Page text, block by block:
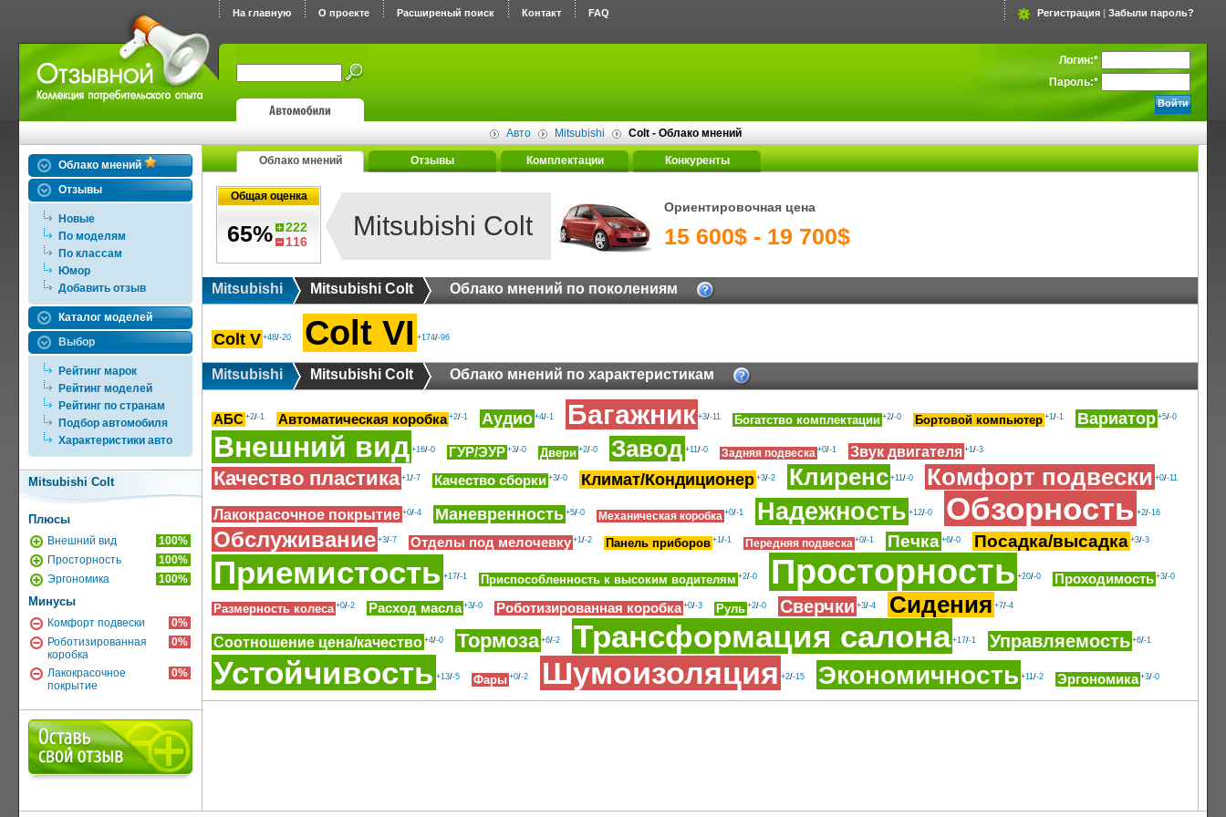
На главную О проекте Расширеный поиск Контакт FAQ Регистрация | Забыли пароль?
Логин:*
Пароль:*
Авто Mitsubishi Colt - Облако мнений
Облако мнений
Отзывы
Новые
По моделям
По классам
Юмор
Добавить отзыв
Каталог моделей
Выбор
Рейтинг марок
Рейтинг моделей
Рейтинг по странам
Подбор автомобиля
Характеристики авто
Mitsubishi Colt
Плюсы
Внешний вид
100%
Просторность
100%
Эргономика
100%
Минусы
Комфорт подвески
0%
Роботизированная
коробка
0%
Лакокрасочное
покрытие
0%
Облако мнений Отзывы Комплектации Конкуренты
Общая оценка
65%
222
116
Mitsubishi Colt
Ориентировочная цена
15 600$ - 19 700$
Mitsubishi Mitsubishi Colt Облако мнений по поколениям
Colt V +48/-20 Colt VI +174/-96
Mitsubishi Mitsubishi Colt Облако мнений по характеристикам
АБС +2/-1 Автоматическая коробка +2/-1 Аудио +4/-1 Багажник +3/-11 Богатство комплектации +2/-0 Бортовой компьютер +1/-1 Вариатор +5/-0
Внешний вид +16/-0 ГУР/ЭУР +3/-0 Двери +2/-0 Завод +11/-0 Задняя подвеска +0/-1 Звук двигателя +1/-3
Качество пластика +1/-7 Качество сборки +3/-0 Климат/Кондиционер +3/-2 Клиренс +11/-0 Комфорт подвески +0/-11
Лакокрасочное покрытие +0/-4 Маневренность +5/-0 Механическая коробка +0/-1 Надежность +12/-0 Обзорность +2/-16
Обслуживание +3/-7 Отделы под мелочевку +1/-2 Панель приборов +1/-1 Передняя подвеска +0/-1 Печка +6/-0 Посадка/высадка +3/-3
Приемистость +17/-1 Приспособленность к высоким водителям +2/-0 Просторность +20/-0 Проходимость +3/-0
Размерность колеса +0/-2 Расход масла +3/-0 Роботизированная коробка +0/-3 Руль +2/-0 Сверчки +3/-4 Сидения +7/-4
Соотношение цена/качество +4/-0 Тормоза +6/-2 Трансформация салона +17/-1 Управляемость +6/-1
Устойчивость +13/-5 Фары +0/-2 Шумоизоляция +2/-15 Экономичность +11/-2 Эргономика +3/-0